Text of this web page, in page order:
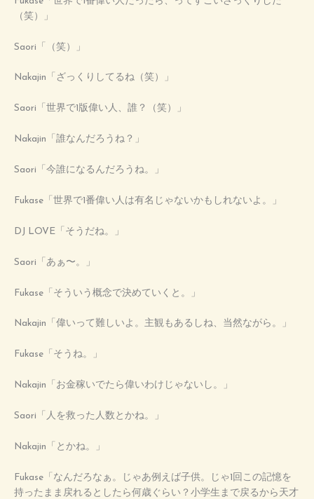
（笑）」
Saori「（笑）」
Nakajin「ざっくりしてるね（笑）」
Saori「世界で1版偉い人、誰？（笑）」
Nakajin「誰なんだろうね？」
Saori「今誰になるんだろうね。」
Fukase「世界で1番偉い人は有名じゃないかもしれないよ。」
DJ LOVE「そうだね。」
Saori「あぁ〜。」
Fukase「そういう概念で決めていくと。」
Nakajin「偉いって難しいよ。主観もあるしね、当然ながら。」
Fukase「そうね。」
Nakajin「お金稼いでたら偉いわけじゃないし。」
Saori「人を救った人数とかね。」
Nakajin「とかね。」
Fukase「なんだろなぁ。じゃあ例えば子供。じゃ1回この記憶を
持ったまま戻れるとしたら何歳ぐらい？小学生まで戻るから天才